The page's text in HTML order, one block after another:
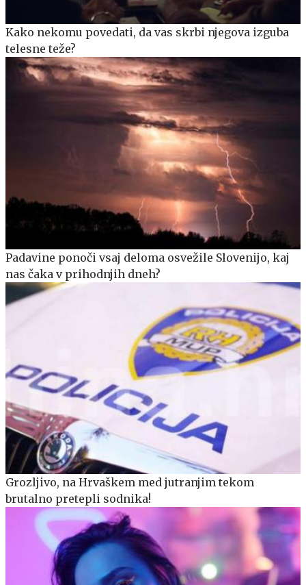
Kako nekomu povedati, da vas skrbi njegova izguba
telesne teže?
Padavine ponoči vsaj deloma osvežile Slovenijo, kaj
nas čaka v prihodnjih dneh?
Grozljivo, na Hrvaškem med jutranjim tekom
brutalno pretepli sodnika!